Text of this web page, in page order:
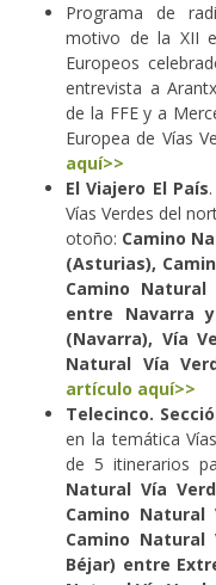
Programa de
motivo de la XII
Europeos
entrevista a
de la FFE y a
Europea de Vías
aquí>>
El Viajero El País
Vías Verdes del
otoño: Camino
(Asturias),
Camino Natural
entre Navarra
(Navarra), Vía
Natural Vía
artículo aquí>>
Telecinco.
en la temática
de 5 itinerarios
Natural Vía
Camino Natural
Camino
Béjar) entre